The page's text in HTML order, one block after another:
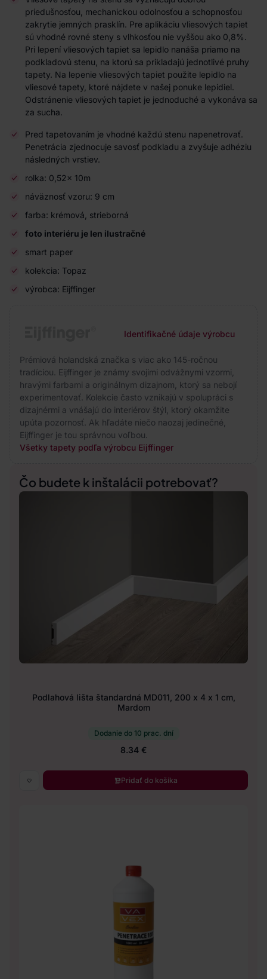
priedušnosťou, mechanickou odolnosťou a schopnosťou
zakrytie jemných prasklín. Pre aplikáciu vliesových tapiet
sú vhodné rovné steny s vlhkosťou nie vyššou ako 0,8%.
Pri lepení vliesových tapiet sa lepidlo nanáša priamo na
podkladovú stenu, na ktorú sa prikladajú jednotlivé pruhy
tapety. Na lepenie vliesových tapiet použite lepidlo na
vliesové tapety, ktoré nájdete v našej ponuke lepidiel.
Odstránenie vliesových tapiet je jednoduché a vykonáva sa
za sucha.
Pred tapetovaním je vhodné každú stenu napenetrovať.
Penetrácia zjednocuje savosť podkladu a zvyšuje adhéziu
následných vrstiev.
rolka: 0,52x 10m
náväznosť vzoru: 9 cm
farba: krémová, strieborná
foto interiéru je len ilustračné
smart paper
kolekcia: Topaz
výrobca: Eijffinger
Identifikačné údaje výrobcu
Prémiová holandská značka s viac ako 145-ročnou
tradíciou. Eijffinger je známy svojimi odvážnymi vzormi,
hravými farbami a originálnym dizajnom, ktorý sa nebojí
experimentovať. Kolekcie často vznikajú v spolupráci s
dizajnérmi a vnášajú do interiérov štýl, ktorý okamžite
upúta pozornosť. Ak hľadáte niečo naozaj jedinečné,
Eijffinger je tou správnou voľbou.
Všetky tapety podľa výrobcu Eijffinger
Čo budete k inštalácii potrebovať?
Podlahová lišta štandardná MD011, 200 x 4 x 1 cm,
Mardom
Dodanie do 10 prac. dní
8.34 €
Pridať do košíka